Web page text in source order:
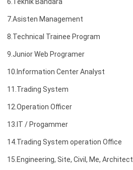
7.Asisten Management
8.Technical Trainee Program
9.Junior Web Programer
10.Information Center Analyst
11.Trading System
12.Operation Officer
13.IT / Progammer
14.Trading System operation Office
15.Engineering, Site, Civil, Me, Architect